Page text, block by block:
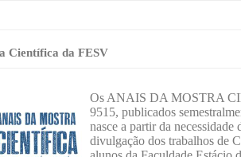
Científica da FESV
Os ANAIS DA MOSTRA
9515, publicados
nasce a partir da necessidade
divulgação dos trabalhos de